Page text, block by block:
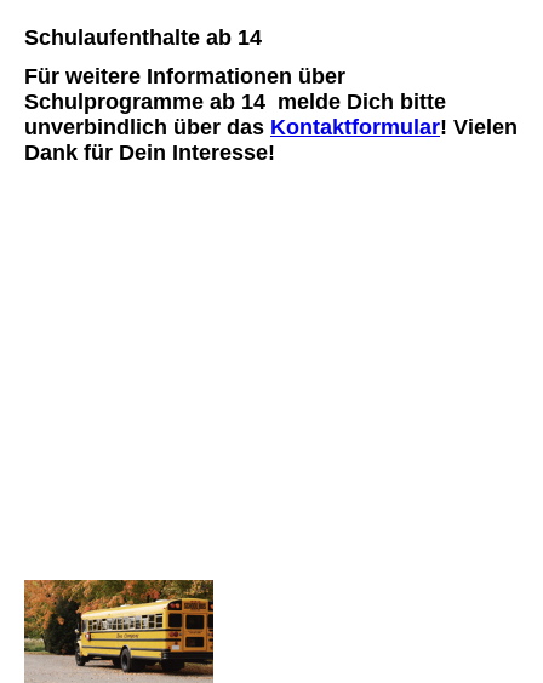
Schulaufenthalte ab 14
Für weitere Informationen über
Schulprogramme ab 14 melde Dich bitte
unverbindlich über das Kontaktformular! Vielen
Dank für Dein Interesse!